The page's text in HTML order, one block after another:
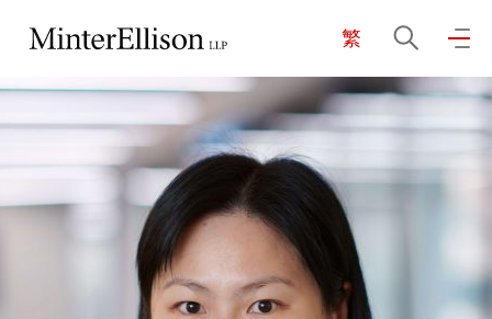
繁
EN 繁 简
主頁
關於我們
業務領域